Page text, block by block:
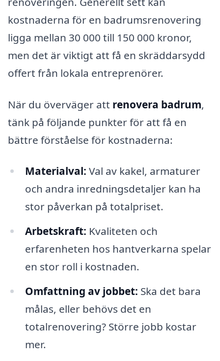
kostnaderna för en badrumsrenovering
ligga mellan 30 000 till 150 000 kronor,
men det är viktigt att få en skräddarsydd
offert från lokala entreprenörer.
När du överväger att renovera badrum,
tänk på följande punkter för att få en
bättre förståelse för kostnaderna:
Materialval: Val av kakel, armaturer
och andra inredningsdetaljer kan ha
stor påverkan på totalpriset.
Arbetskraft: Kvaliteten och
erfarenheten hos hantverkarna spelar
en stor roll i kostnaden.
Omfattning av jobbet: Ska det bara
målas, eller behövs det en
totalrenovering? Större jobb kostar
mer.